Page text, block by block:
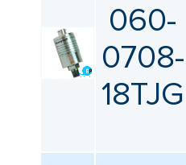
060-
0708-
18TJG